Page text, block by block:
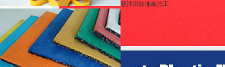
懸浮拼裝地板施工